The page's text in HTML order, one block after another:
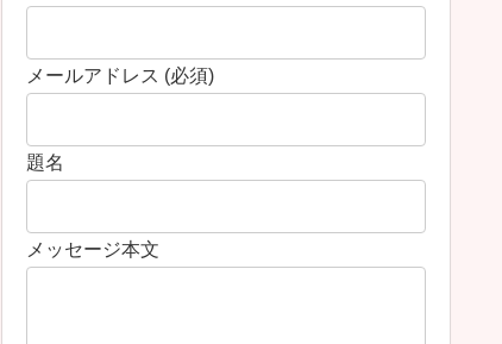
メールアドレス (必須)
題名
メッセージ本文